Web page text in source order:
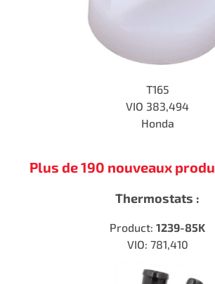
T165
VIO 383,494
Honda
Plus de 190 nouveaux
Thermostats :
Product: 1239-85K
VIO: 781,410